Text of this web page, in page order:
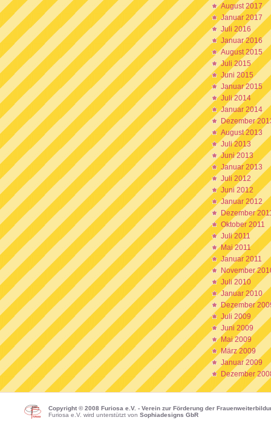
August 2017
Januar 2017
Juli 2016
Januar 2016
August 2015
Juli 2015
Juni 2015
Januar 2015
Juli 2014
Januar 2014
Dezember
August 2013
Juli 2013
Juni 2013
Januar 2013
Juli 2012
Juni 2012
Januar 2012
Dezember
Oktober 2011
Juli 2011
Mai 2011
Januar 2011
November
Juli 2010
Januar 2010
Dezember
Juli 2009
Juni 2009
Mai 2009
März 2009
Januar 2009
Dezember
Copyright © 2008 Furiosa e.V. - Verein zur Förderung der
Furiosa e.V. wird unterstützt von Sophiadesigns GbR